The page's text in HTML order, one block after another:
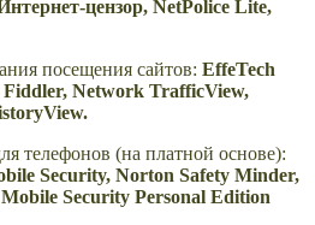
цензор, NetPolice Lite,
посещения сайтов: EffeTech
Network TrafficView,
телефонов (на платной основе):
Security, Norton Safety Minder,
Security Personal Edition